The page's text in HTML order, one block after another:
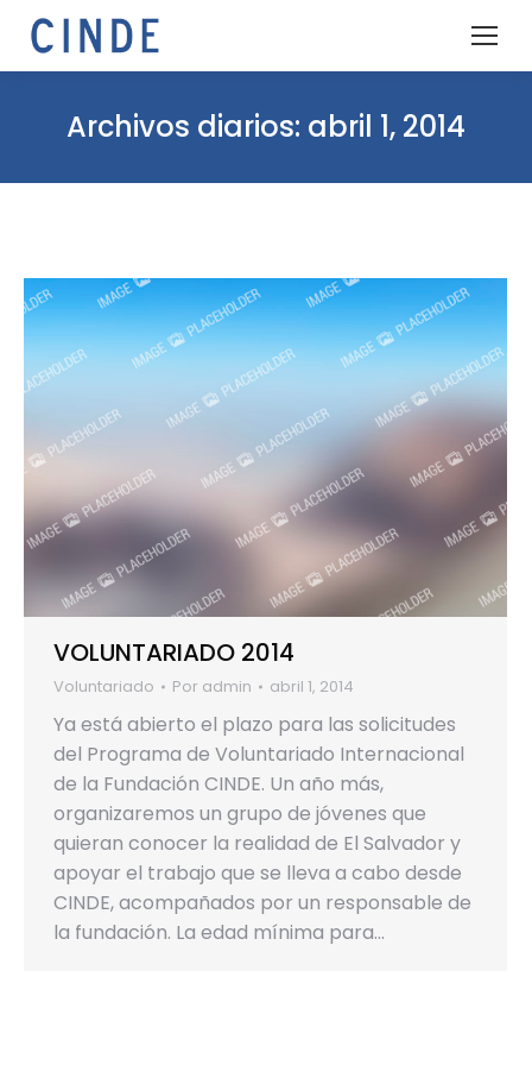
Archivos diarios: abril 1, 2014
VOLUNTARIADO 2014
Voluntariado Por admin abril 1, 2014
Ya está abierto el plazo para las solicitudes
del Programa de Voluntariado Internacional
de la Fundación CINDE. Un año más,
organizaremos un grupo de jóvenes que
quieran conocer la realidad de El Salvador y
apoyar el trabajo que se lleva a cabo desde
CINDE, acompañados por un responsable de
la fundación. La edad mínima para…